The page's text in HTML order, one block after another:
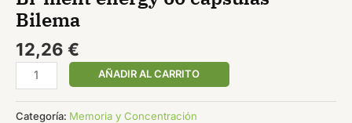
Bilema
12,26 €
AÑADIR AL CARRITO
Categoría: Memoria y Concentración